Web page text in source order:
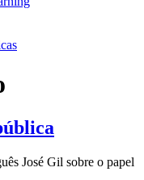
José Gil sobre o papel